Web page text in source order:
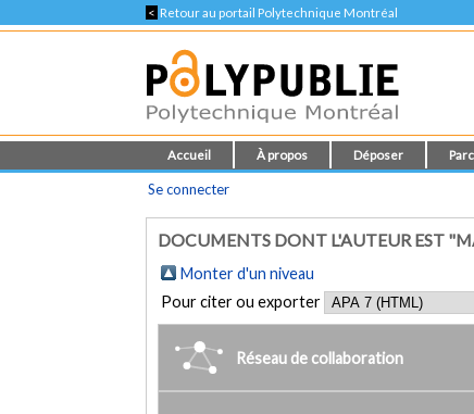
< Retour au portail Polytechnique Montréal
Accueil À propos Déposer
Se connecter
DOCUMENTS DONT L'AUTEUR EST
Monter d'un niveau
Pour citer ou exporter
Réseau de collaboration